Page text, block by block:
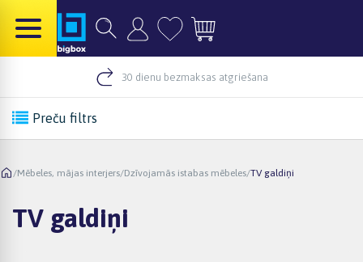
30 dienu bezmaksas atgriešana
Preču filtrs
/Mēbeles, mājas interjers/Dzīvojamās istabas mēbeles/TV galdiņi
TV galdiņi